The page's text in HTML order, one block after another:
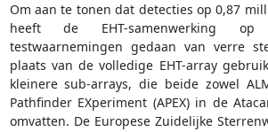
Om aan te tonen dat detecties op 0,87
heeft de EHT-samenwerking
testwaarnemingen gedaan van verre
plaats van de volledige EHT-array
kleinere sub-arrays, die beide zowel
Pathfinder EXperiment (APEX) in de
omvatten. De Europese Zuidelijke